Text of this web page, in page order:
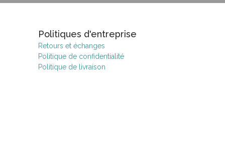
Politiques d'entreprise
Retours et échanges
Politique de confidentialité
Politique de livraison